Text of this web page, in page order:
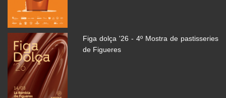
Figa dolça '26 - 4º Mostra de pastisseries
de Figueres